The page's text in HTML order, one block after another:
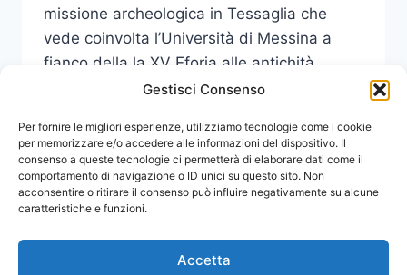
Gestisci Consenso
Per fornire le migliori esperienze, utilizziamo tecnologie come i cookie
per memorizzare e/o accedere alle informazioni del dispositivo. Il
consenso a queste tecnologie ci permetterà di elaborare dati come il
comportamento di navigazione o ID unici su questo sito. Non
acconsentire o ritirare il consenso può influire negativamente su alcune
caratteristiche e funzioni.
Accetta
missione archeologica in Tessaglia che
vede coinvolta l’Università di Messina a
fianco della la XV Eforia alle antichità
preistoriche e classiche di Larissa.
LEGGI DI PIÙPRESENTATI
I
PRIMI
RISULTATI
DEL
SKOTUSSA